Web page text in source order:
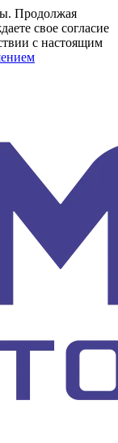
Продолжая
свое согласие
с настоящим